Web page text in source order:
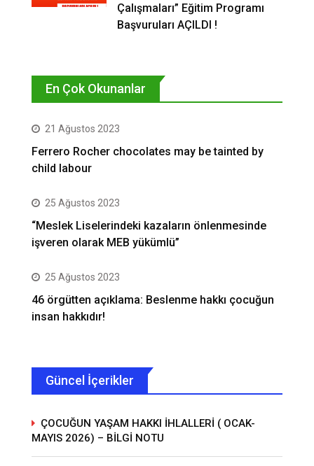
Çalışmaları” Eğitim Programı
Başvuruları AÇILDI !
En Çok Okunanlar
21 Ağustos 2023
Ferrero Rocher chocolates may be tainted by
child labour
25 Ağustos 2023
“Meslek Liselerindeki kazaların önlenmesinde
işveren olarak MEB yükümlü”
25 Ağustos 2023
46 örgütten açıklama: Beslenme hakkı çocuğun
insan hakkıdır!
Güncel İçerikler
ÇOCUĞUN YAŞAM HAKKI İHLALLERİ ( OCAK-
MAYIS 2026) – BİLGİ NOTU